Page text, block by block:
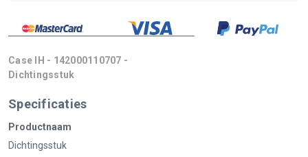
Case IH - 142000110707 -
Dichtingsstuk
Specificaties
Productnaam
Dichtingsstuk